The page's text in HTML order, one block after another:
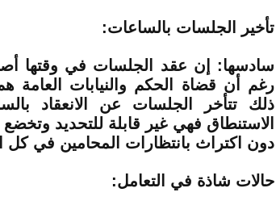
تأخير الجلسات بالساعات:
سادسها: إن عقد الجلسات في وقتها
رغم أن قضاة الحكم والنيابات العامة
ذلك تتأخر الجلسات عن الانعقاد
الاستنطاق فهي غير قابلة للتحديد
دون اكتراث بانتظارات المحامين في كل
حالات شاذة في التعامل: